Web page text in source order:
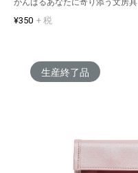
¥350 + 税
生産終了品